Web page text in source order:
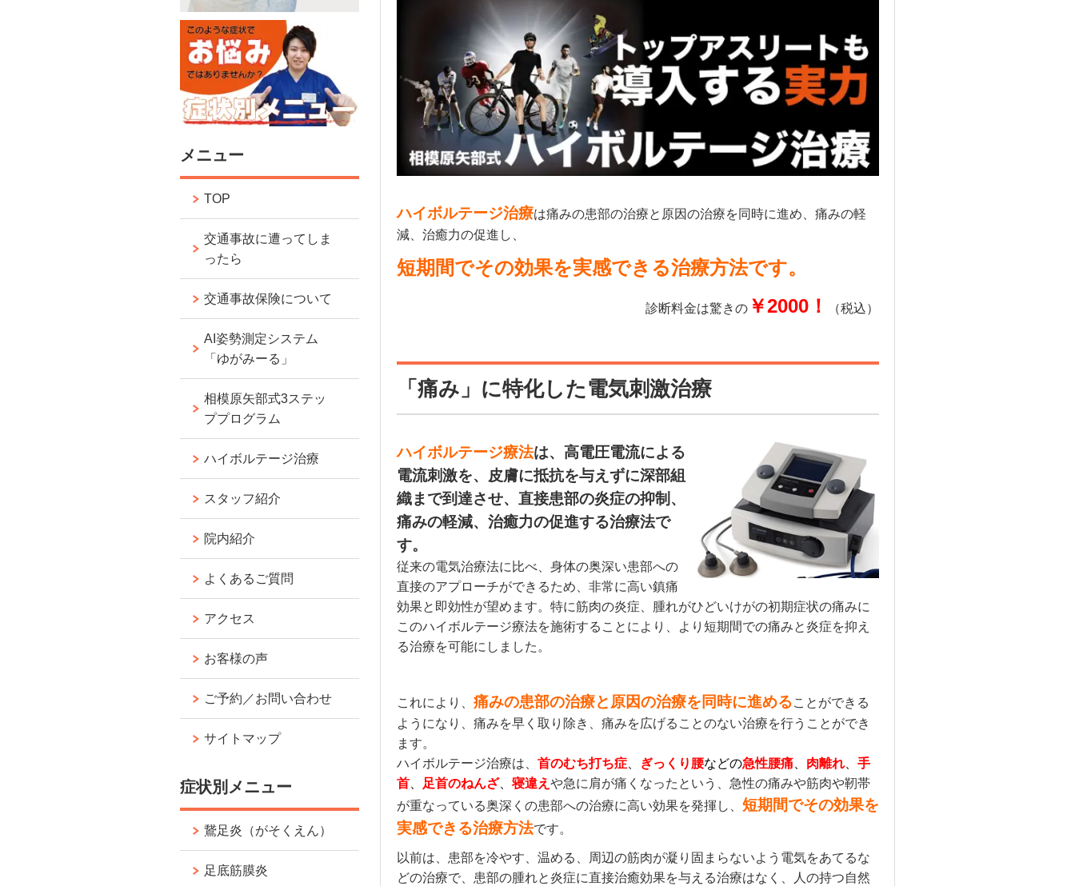
ハイボルテージ治療は痛みの患部の治療と原因の治療を同時に進め、痛みの軽
減、治癒力の促進し、
短期間でその効果を実感できる治療方法です。
診断料金は驚きの￥2000！ （税込）
「痛み」に特化した電気刺激治療
ハイボルテージ療法は、高電圧電流による
電流刺激を、皮膚に抵抗を与えずに深部組
織まで到達させ、直接患部の炎症の抑制、
痛みの軽減、治癒力の促進する治療法で
す。
従来の電気治療法に比べ、身体の奥深い患部への
直接のアプローチができるため、非常に高い鎮痛
効果と即効性が望めます。特に筋肉の炎症、腫れがひどいけがの初期症状の痛みに
このハイボルテージ療法を施術することにより、より短期間での痛みと炎症を抑え
る治療を可能にしました。
これにより、 痛みの患部の治療と原因の治療を同時に進めることができる
ようになり、痛みを早く取り除き、痛みを広げることのない治療を行うことができ
ます。
ハイボルテージ治療は、 首のむち打ち症、 ぎっくり腰などの急性腰痛、 肉離れ、 手
首、 足首のねんざ、 寝違え や急に肩が痛くなったという、急性の痛みや筋肉や靭帯
が重なっている奥深くの患部への治療に高い効果を発揮し、 短期間でその効果を
実感できる治療方法です。
以前は、患部を冷やす、温める、周辺の筋肉が凝り固まらないよう電気をあてるな
どの治療で、患部の腫れと炎症に直接治癒効果を与える治療はなく、人の持つ自然
メニュー
TOP
交通事故に遭ってしま
ったら
交通事故保険について
AI姿勢測定システム
「ゆがみーる」
相模原矢部式3ステッ
ププログラム
ハイボルテージ治療
スタッフ紹介
院内紹介
よくあるご質問
アクセス
お客様の声
ご予約／お問い合わせ
サイトマップ
症状別メニュー
鵞足炎（がそくえん）
足底筋膜炎